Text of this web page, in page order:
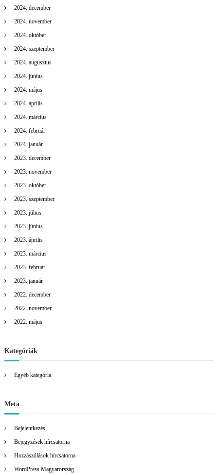
2024. december
2024. november
2024. október
2024. szeptember
2024. augusztus
2024. június
2024. május
2024. április
2024. március
2024. február
2024. január
2023. december
2023. november
2023. október
2023. szeptember
2023. július
2023. június
2023. április
2023. március
2023. február
2023. január
2022. december
2022. november
2022. május
Kategóriák
Egyéb kategória
Meta
Bejelentkezés
Bejegyzések hírcsatorna
Hozzászólások hírcsatorna
WordPress Magyarország